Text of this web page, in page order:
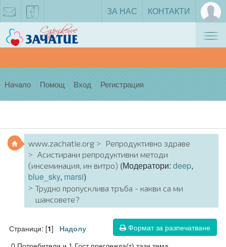
facebook
ЗА НАС КОНТАКТИ
Начало Помощ Вход Регистрация
www.zachatie.org
Репродуктивно здраве
Асистирани репродуктивни методи
(инсеминация, ин витро) (Модератори: deep,
blue_sky, marsi)
Трудно пропусклива тръба - какви са ми
шансовете?
Формат за разпечатване
Страници: [1] Надолу